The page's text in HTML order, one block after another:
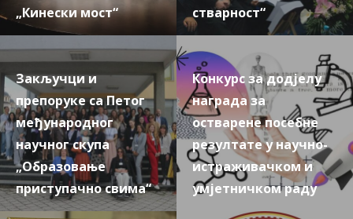
„Кинески мост“
стварност“
Закључци и
препоруке са Петог
међународног
научног скупа
„Образовање
приступачно свима“
Конкурс за додјелу
награда за
остварене посебне
резултате у научно-
истраживачком и
умјетничком раду